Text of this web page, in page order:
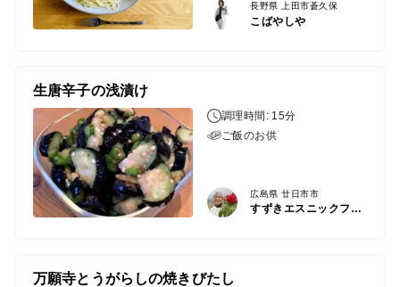
長野県 上田市蒼久保
こばやしや
生唐辛子の浅漬け
調理時間: 15分
ご飯のお供
広島県 廿日市市
すずきエスニックファーム
万願寺とうがらしの焼きびたし